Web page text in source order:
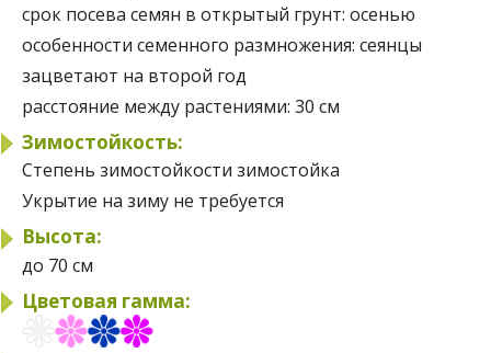
срок посева семян в открытый грунт: осенью
особенности семенного размножения: сеянцы
зацветают на второй год
расстояние между растениями: 30 см
Зимостойкость:
Степень зимостойкости зимостойка
Укрытие на зиму не требуется
Высота:
до 70 см
Цветовая гамма: